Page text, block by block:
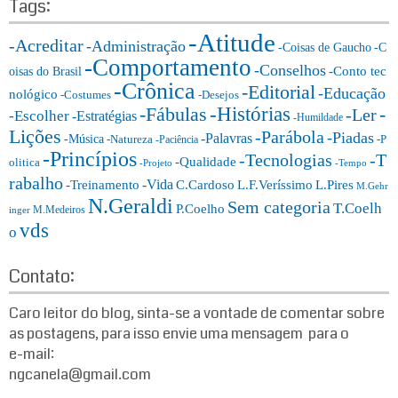
o
e
r
i
a
s:
Tags:
-Acreditar-Administração -Atitude -Coisas de Gaucho -C
oisas do Brasil -Comportamento -Conselhos-Conto tec
nológico -Costumes -Crônica -Desejos -Editorial -Educação
-Escolher-Estratégias-Fábulas-Histórias -Humildade -Ler-
Lições -Música -Natureza -Paciência -Palavras-Parábola -Piadas -P
olitica -Princípios -Projeto -Qualidade -Tecnologias -Tempo -T
rabalho-Treinamento -Vida C.Cardoso L.F.Veríssimo L.Pires M.Gehr
inger M.Medeiros N.Geraldi P.Coelho Sem categoria T.Coelh
o vds
Contato:
Caro leitor do blog, sinta-se a vontade de comentar sobre
as postagens, para isso envie uma mensagem para o
e-mail:
ngcanela@gmail.com